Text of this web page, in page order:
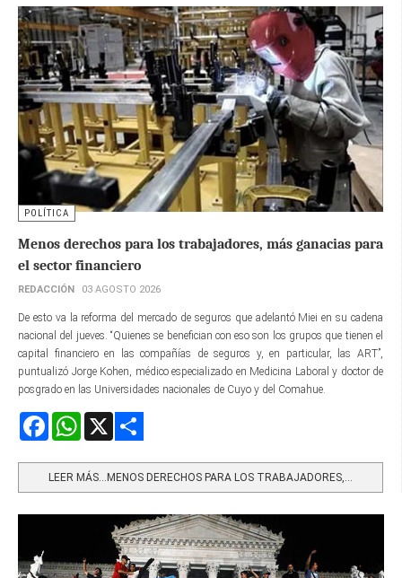
POLÍTICA
Menos derechos para los trabajadores, más ganacias para
el sector financiero
REDACCIÓN 03 AGOSTO 2026
De esto va la reforma del mercado de seguros que adelantó Miei en su cadena
nacional del jueves. “Quienes se benefician con eso son los grupos que tienen el
capital financiero en las compañías de seguros y, en particular, las ART”,
puntualizó Jorge Kohen, médico especializado en Medicina Laboral y doctor de
posgrado en las Universidades nacionales de Cuyo y del Comahue.
FacebookWhatsApp
LEER MÁS…MENOS DERECHOS PARA LOS TRABAJADORES,...